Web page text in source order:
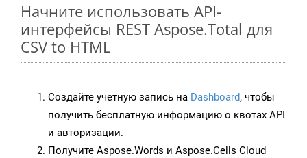
Начните использовать API-
интерфейсы REST Aspose.Total для
CSV to HTML
Создайте учетную запись на Dashboard, чтобы
получить бесплатную информацию о квотах API
и авторизации.
Получите Aspose.Words и Aspose.Cells Cloud